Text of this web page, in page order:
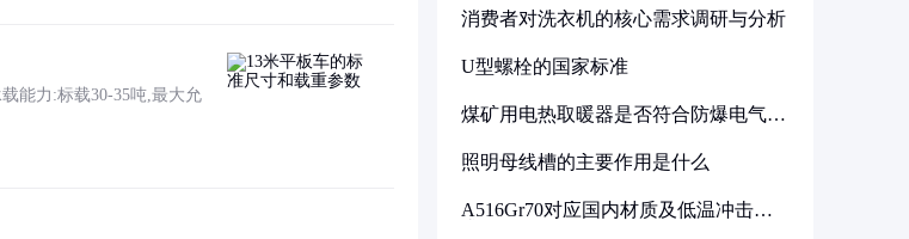
能力:标载30-35吨,最大允
消费者对洗衣机的核心需求调研与分析
U型螺栓的国家标准
煤矿用电热取暖器是否符合防爆电气设
照明母线槽的主要作用是什么
A516Gr70对应国内材质及低温冲击要